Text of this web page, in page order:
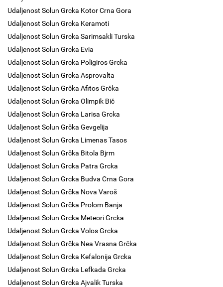
Udaljenost Solun Grcka Kotor Crna Gora
Udaljenost Solun Grcka Keramoti
Udaljenost Solun Grcka Sarimsakli Turska
Udaljenost Solun Grcka Evia
Udaljenost Solun Grcka Poligiros Grcka
Udaljenost Solun Grcka Asprovalta
Udaljenost Solun Grčka Afitos Grčka
Udaljenost Solun Grcka Olimpik Bič
Udaljenost Solun Grcka Larisa Grcka
Udaljenost Solun Grčka Gevgelija
Udaljenost Solun Grcka Limenas Tasos
Udaljenost Solun Grčka Bitola Bjrm
Udaljenost Solun Grcka Patra Grcka
Udaljenost Solun Grcka Budva Crna Gora
Udaljenost Solun Grčka Nova Varoš
Udaljenost Solun Grčka Prolom Banja
Udaljenost Solun Grcka Meteori Grcka
Udaljenost Solun Grcka Volos Grcka
Udaljenost Solun Grčka Nea Vrasna Grčka
Udaljenost Solun Grcka Kefalonija Grcka
Udaljenost Solun Grcka Lefkada Grcka
Udaljenost Solun Grcka Ajvalik Turska